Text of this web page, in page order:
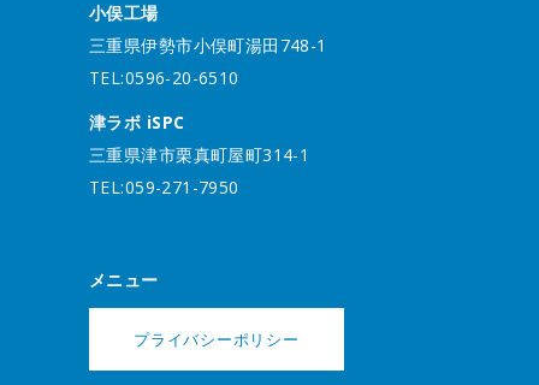
小俣工場
三重県伊勢市小俣町湯田748-1
TEL:0596-20-6510
津ラボ iSPC
三重県津市栗真町屋町314-1
TEL:059-271-7950
メニュー
プライバシーポリシー